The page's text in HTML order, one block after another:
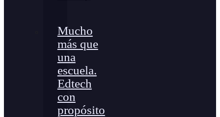
Mucho
más que
una
escuela.
Edtech
con
propósito